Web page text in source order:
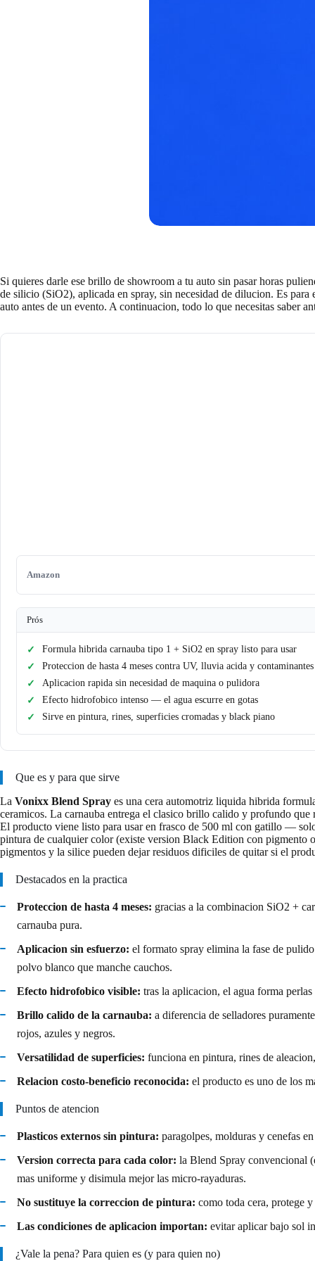
Si quieres darle ese brillo de showroom a tu auto sin pasar horas
de silicio (SiO2), aplicada en spray, sin necesidad de dilucion. Es
auto antes de un evento. A continuacion, todo lo que necesitas saber
Amazon
Prós
Formula hibrida carnauba tipo 1 + SiO2 en spray listo para usar
Proteccion de hasta 4 meses contra UV, lluvia acida y contaminantes
Aplicacion rapida sin necesidad de maquina o pulidora
Efecto hidrofobico intenso — el agua escurre en gotas
Sirve en pintura, rines, superficies cromadas y black piano
Que es y para que sirve
La Vonixx Blend Spray es una cera automotriz liquida hibrida
ceramicos. La carnauba entrega el clasico brillo calido y profundo
El producto viene listo para usar en frasco de 500 ml con gatillo —
pintura de cualquier color (existe version Black Edition con pigmento
pigmentos y la silice pueden dejar residuos dificiles de quitar si el
Destacados en la practica
Proteccion de hasta 4 meses: gracias a la combinacion SiO2 +
carnauba pura.
Aplicacion sin esfuerzo: el formato spray elimina la fase de
polvo blanco que manche cauchos.
Efecto hidrofobico visible: tras la aplicacion, el agua forma
Brillo calido de la carnauba: a diferencia de selladores
rojos, azules y negros.
Versatilidad de superficies: funciona en pintura, rines de
Relacion costo-beneficio reconocida: el producto es uno de los
Puntos de atencion
Plasticos externos sin pintura: paragolpes, molduras y cenefas
Version correcta para cada color: la Blend Spray convencional
mas uniforme y disimula mejor las micro-rayaduras.
No sustituye la correccion de pintura: como toda cera, protege
Las condiciones de aplicacion importan: evitar aplicar bajo sol
¿Vale la pena? Para quien es (y para quien no)